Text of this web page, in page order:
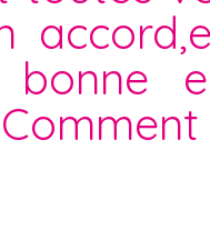
bonne